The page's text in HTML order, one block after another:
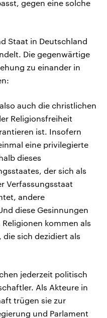
gegen eine solche
Staat in Deutschland
Die gegenwärtige
zu einander in
auch die christlichen
Religionsfreiheit
ist. Insofern
eine privilegierte
dieses
der sich als
Verfassungsstaat
andere
diese Gesinnungen
kommen als
sich dezidiert als
jederzeit politisch
Als Akteure in
trügen sie zur
und Parlament